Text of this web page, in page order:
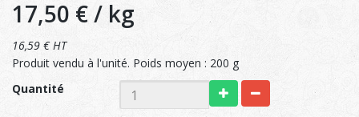
17,50 €/ kg
16,59 € HT
Produit vendu à l'unité. Poids moyen : 200 g
Quantité